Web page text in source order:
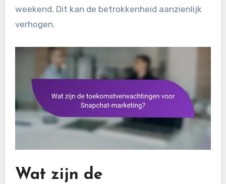
weekend. Dit kan de betrokkenheid aanzienlijk
verhogen.
Wat zijn de